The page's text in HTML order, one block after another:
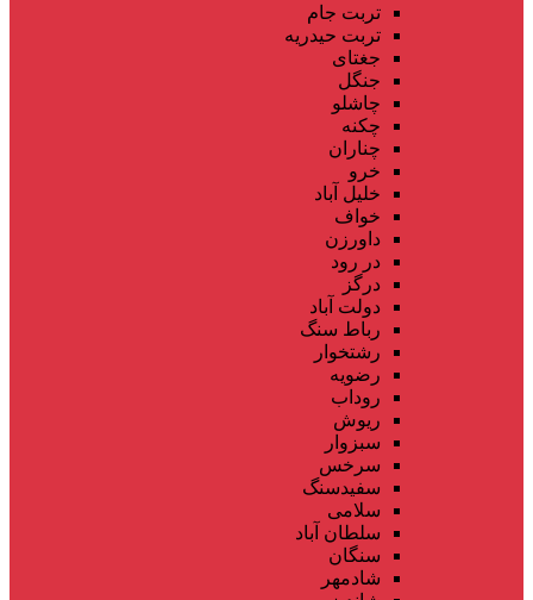
تربت جام
تربت حیدریه
جغتای
جنگل
چاشلو
چکنه
چناران
خرو
خلیل آباد
خواف
داورزن
در رود
درگز
دولت آباد
رباط سنگ
رشتخوار
رضویه
روداب
ریوش
سبزوار
سرخس
سفیدسنگ
سلامی
سلطان آباد
سنگان
شادمهر